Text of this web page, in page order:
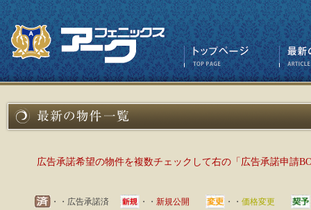
広告承諾希望の物件を複数チェックして右の「広告承諾申請
・・広告承諾済 ・・ 新規公開 ・・ 価格変更